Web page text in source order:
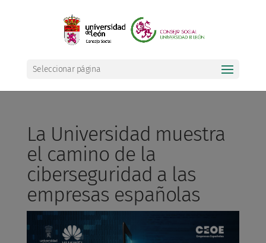
Seleccionar página
La Universidad muestra
el camino de la
ciberseguridad a las
empresas españolas